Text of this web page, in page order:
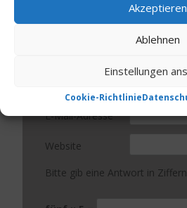
Akzeptieren
Ablehnen
Einstellungen
Cookie-Richtlinie
E-Mail-Adresse*
Website
Bitte gib eine Antwort in